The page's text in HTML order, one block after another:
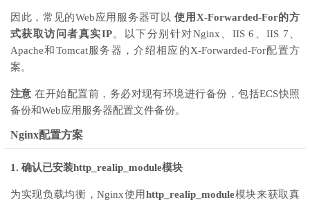
因此，常见的Web应用服务器可以使用X-Forwarded-For的方
式获取访问者真实IP。以下分别针对Nginx、IIS 6、IIS 7、
Apache和Tomcat服务器，介绍相应的X-Forwarded-For配置方
案。
注意 在开始配置前，务必对现有环境进行备份，包括ECS快照
备份和Web应用服务器配置文件备份。
Nginx配置方案
1. 确认已安装http_realip_module模块
为实现负载均衡，Nginx使用http_realip_module模块来获取真